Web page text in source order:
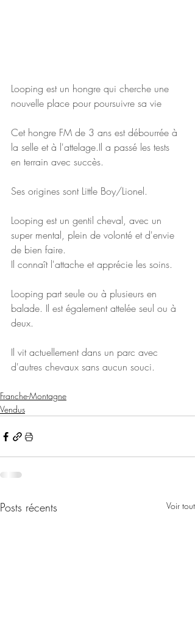
Looping est un hongre qui cherche une
nouvelle place pour poursuivre sa vie
Cet hongre FM de 3 ans est débourrée à
la selle et à l'attelage.Il a passé les tests
en terrain avec succès.
Ses origines sont Little Boy/Lionel.
Looping est un gentil cheval, avec un
super mental, plein de volonté et d'envie
de bien faire.
Il connaît l'attache et apprécie les soins.
Looping part seule ou à plusieurs en
balade. Il est également attelée seul ou à
deux.
Il vit actuellement dans un parc avec
d'autres chevaux sans aucun souci.
Franche-Montagne
Vendus
Posts récents Voir tout